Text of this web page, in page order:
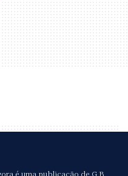
é uma publicação de G B